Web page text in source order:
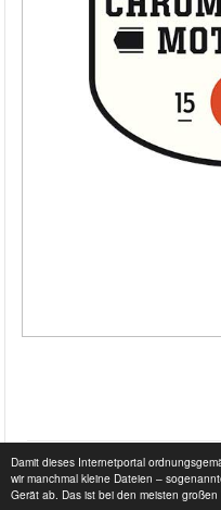
Damit dieses Internetportal
wir manchmal kleine Dateien –
Gerät ab. Das ist bei den meisten